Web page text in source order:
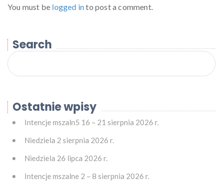
You must be logged into post a comment.
Search
Ostatnie wpisy
Intencje mszaln5 16 – 21 sierpnia 2026 r.
Niedziela 2 sierpnia 2026 r.
Niedziela 26 lipca 2026 r.
Intencje mszalne 2 – 8 sierpnia 2026 r.